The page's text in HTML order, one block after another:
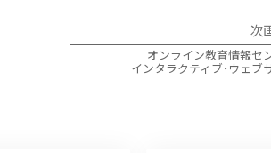
次
オンライン教育情報セ
インタラクティブ･ウェブ